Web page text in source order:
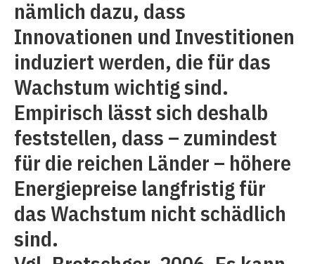
nämlich dazu, dass
Innovationen und Investitionen
induziert werden, die für das
Wachstum wichtig sind.
Empirisch lässt sich deshalb
feststellen, dass – zumindest
für die reichen Länder – höhere
Energiepreise langfristig für
das Wachstum nicht schädlich
sind.